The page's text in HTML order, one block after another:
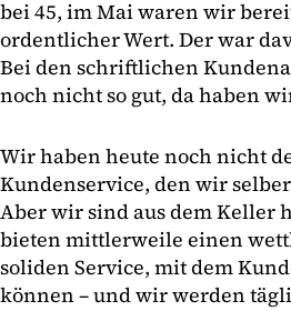
bei 45, im Mai waren wir
ordentlicher Wert. Der war
Bei den schriftlichen
noch nicht so gut, da haben
Wir haben heute noch nicht
Kundenservice, den wir
Aber wir sind aus dem Keller
bieten mittlerweile einen
soliden Service, mit dem
können – und wir werden